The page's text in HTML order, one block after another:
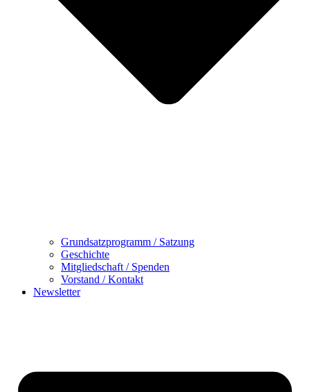
Grundsatzprogramm / Satzung
Geschichte
Mitgliedschaft / Spenden
Vorstand / Kontakt
Newsletter